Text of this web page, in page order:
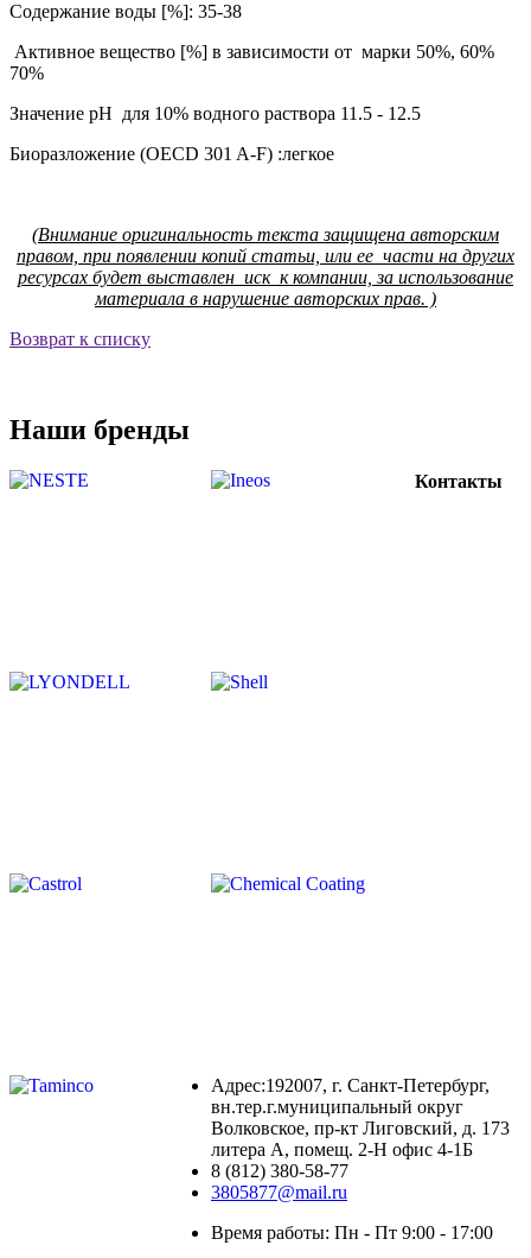
Содержание воды [%]: 35-38
Активное вещество [%] в зависимости от марки 50%, 60%
70%
Значение pH для 10% водного раствора 11.5 - 12.5
Биоразложение (OECD 301 A-F) :легкое
(Внимание оригинальность текста защищена авторским
правом, при появлении копий статьи, или ее части на других
ресурсах будет выставлен иск к компании, за использование
материала в нарушение авторских прав. )
Возврат к списку
Наши бренды
Контакты
Адрес:192007, г. Санкт-Петербург,
вн.тер.г.муниципальный округ
Волковское, пр-кт Лиговский, д. 173
литера А, помещ. 2-Н офис 4-1Б
8 (812) 380-58-77
3805877@mail.ru
Время работы: Пн - Пт 9:00 - 17:00